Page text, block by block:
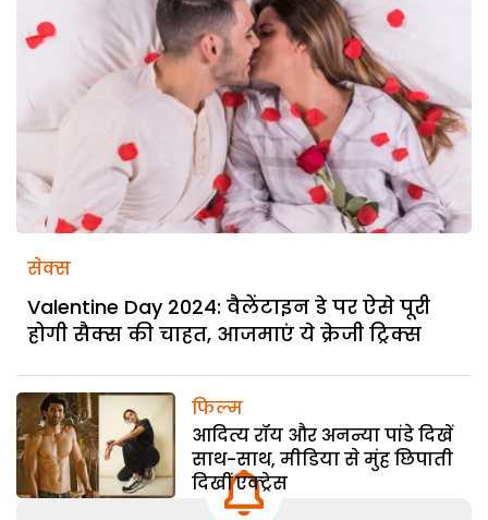
सेक्स
Valentine Day 2024: वैलेंटाइन डे पर ऐसे पूरी
होगी सैक्स की चाहत, आजमाएं ये क्रेजी ट्रिक्स
फिल्म
आदित्य रॉय और अनन्या पांडे दिखें
साथ-साथ, मीडिया से मुंह छिपाती
दिखीं एक्ट्रेस